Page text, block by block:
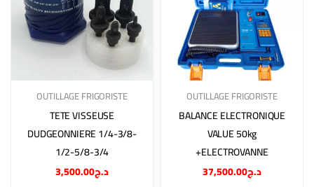
OUTILLAGE FRIGORISTE
TETE VISSEUSE
DUDGEONNIERE 1/4-3/8-
1/2-5/8-3/4
د.ج3,500.00
OUTILLAGE FRIGORISTE
BALANCE ELECTRONIQUE
VALUE 50kg
+ELECTROVANNE
د.ج37,500.00